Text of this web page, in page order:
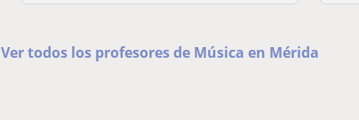
Ver todos los profesores de Música en Mérida